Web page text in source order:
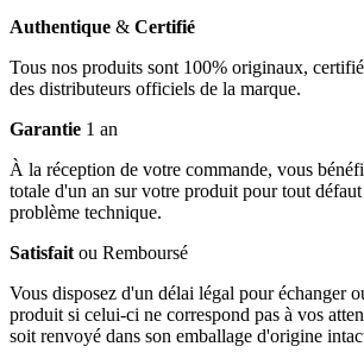
Authentique & Certifié
Tous nos produits sont 100% originaux,
des distributeurs officiels de la marque.
Garantie 1 an
À la réception de votre commande, vous
totale d'un an sur votre produit pour tout
problème technique.
Satisfait ou Remboursé
Vous disposez d'un délai légal pour échanger
produit si celui-ci ne correspond pas à vos
soit renvoyé dans son emballage d'origine